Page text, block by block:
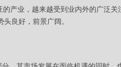
产业，越来越受到业内外的广泛
良好，前景广阔。